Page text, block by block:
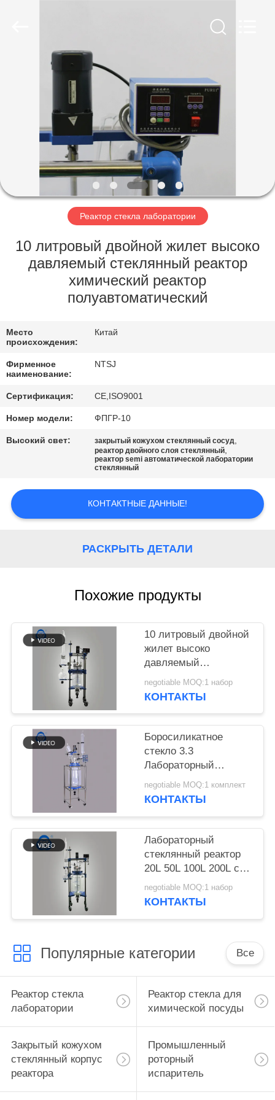
ПРОДУКТЫ
ПУТЕШЕСТВИЕ
ФАБРИКИ
ПРОВЕРКА
КАЧЕСТВА
МЫ
НОВОСТИ
СПРОСИТЕ
ЦИТАТУ
ПОЛИТИКА
Реактор стекла лаборатории
10 литровый двойной жилет высоко
давляемый стеклянный реактор
химический реактор
полуавтоматический
Место
происхождения:
Китай
Фирменное
наименование:
NTSJ
Сертификация: CE,ISO9001
Номер модели: ФПГР-10
Высокий свет: закрытый кожухом стеклянный сосуд,
реактор двойного слоя стеклянный,
реактор semi автоматической лаборатории
стеклянный
КОНТАКТНЫЕ ДАННЫЕ!
РАСКРЫТЬ ДЕТАЛИ
Похожие продукты
10 литровый двойной
жилет высоко
давляемый
стеклянный реактор
химический реактор
negotiable MOQ:1 набор
КОНТАКТЫ
Боросиликатное
стекло 3.3
Лабораторный
стеклянный реактор с
50-600 оборотами в
химических
применений
negotiable MOQ:1 комплект
КОНТАКТЫ
Лабораторный
стеклянный реактор
20L 50L 100L 200L с
боросиликатом 3.3
Стекло и 304
negotiable MOQ:1 набор
КОНТАКТЫ
Популярные категории Все
Реактор стекла
лаборатории
Реактор стекла для
химической посуды
Закрытый кожухом
стеклянный корпус
реактора
Промышленный
роторный
испаритель